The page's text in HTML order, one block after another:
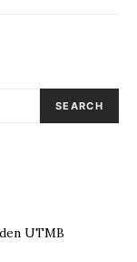
SEARCH
UTMB